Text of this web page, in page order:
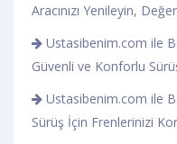
Aracınızı Yenileyin,
Ustasibenim.com ile
Güvenli ve Konforlu
Ustasibenim.com ile
Sürüş İçin Frenlerinizi